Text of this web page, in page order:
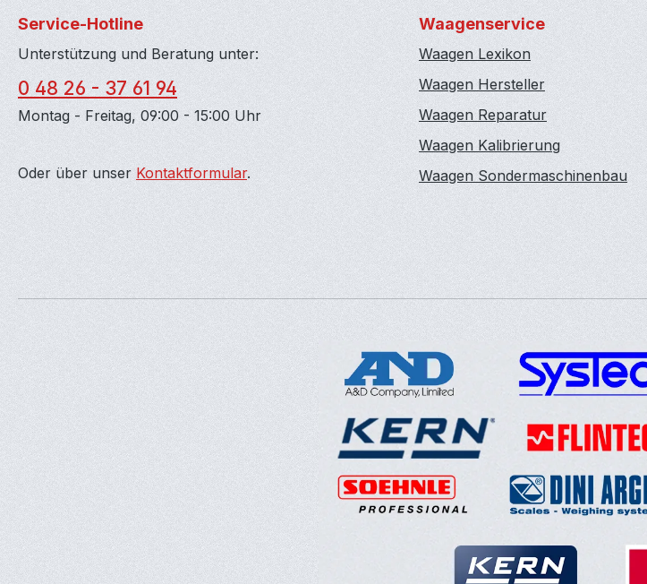
Service-Hotline
Unterstützung und Beratung unter:
0 48 26 - 37 61 94
Montag - Freitag, 09:00 - 15:00 Uhr
Oder über unser Kontaktformular.
Waagenservice
Waagen Lexikon
Waagen Hersteller
Waagen Reparatur
Waagen Kalibrierung
Waagen Sondermaschinenbau